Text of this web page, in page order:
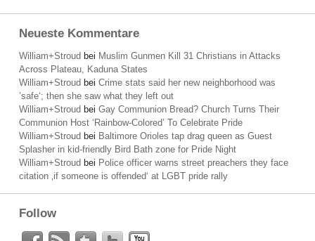
Neueste Kommentare
William+Stroud bei Muslim Gunmen Kill 31 Christians in Attacks
Across Plateau, Kaduna States
William+Stroud bei Crime stats said her new neighborhood was
’safe‘; then she saw what they left out
William+Stroud bei Gay Communion Bread? Church Turns Their
Communion Host ‘Rainbow-Colored’ To Celebrate Pride
William+Stroud bei Baltimore Orioles tap drag queen as Guest
Splasher in kid-friendly Bird Bath zone for Pride Night
William+Stroud bei Police officer warns street preachers they face
citation ‚if someone is offended‘ at LGBT pride rally
Follow